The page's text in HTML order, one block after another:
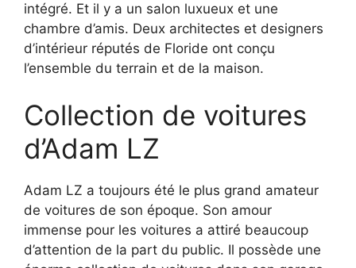
intégré. Et il y a un salon luxueux et une
chambre d’amis. Deux architectes et designers
d’intérieur réputés de Floride ont conçu
l’ensemble du terrain et de la maison.
Collection de voitures
d’Adam LZ
Adam LZ a toujours été le plus grand amateur
de voitures de son époque. Son amour
immense pour les voitures a attiré beaucoup
d’attention de la part du public. Il possède une